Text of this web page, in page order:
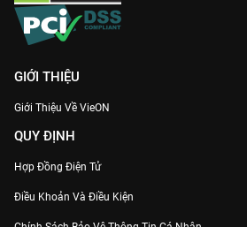
GIỚI THIỆU
Giới Thiệu Về VieON
QUY ĐỊNH
Hợp Đồng Điện Tử
Điều Khoản Và Điều Kiện